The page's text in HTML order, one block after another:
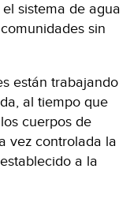
sistema de agua
sin
están trabajando
al tiempo que
cuerpos de
vez controlada la
a la